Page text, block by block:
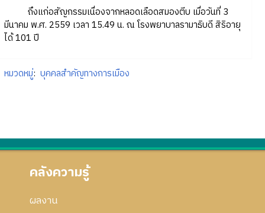
ถึงแก่อสัญกรรมเนื่องจากหลอดเลือดสมองตีบ เมื่อวันที่ 3
มีนาคม พ.ศ. 2559 เวลา 15.49 น. ณ โรงพยาบาลรามาธิบดี สิริอายุ
ได้ 101 ปี
หมวดหมู่: บุคคลสำคัญทางการเมือง
คลังความรู้
ผลงาน